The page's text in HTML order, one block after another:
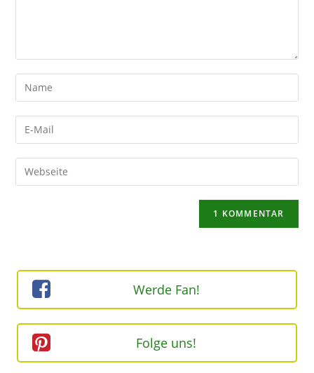
Gib
deinen
Namen
oder
zum
Kommentieren
Gib
deine
E-
Mail-
Gib
deine
Werde Fan!
Folge uns!